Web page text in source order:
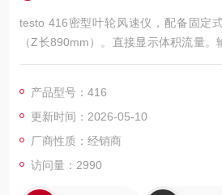
testo 416密型叶轮风速仪，配备固定
（Z长890mm）。直接显示体积流量。
算出体积流量。仪器具有时间段或多点
产品型号：416
更新时间：2026-05-10
厂商性质：经销商
访问量：2990